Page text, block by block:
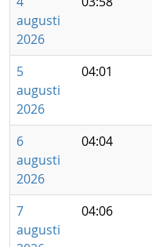
augusti
2026
5
augusti
2026
04:01
6
augusti
2026
04:04
7
augusti
04:06